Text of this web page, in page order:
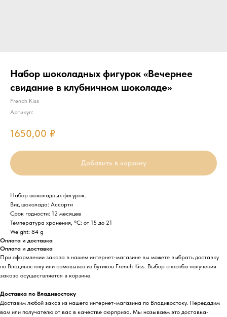
Набор шоколадных фигурок «Вечернее
свидание в клубничном шоколаде»
French Kiss
Артикул:
1650,00 ₽
Добавить в корзину
Набор шоколадных фигурок.
Вид шоколада: Ассорти
Срок годности: 12 месяцев
Температура хранения, °C: от 15 до 21
Weight: 84 g
Оплата и доставка
Оплата и доставка
При оформлении заказа в нашем интернет-магазине вы можете выбрать доставку
по Владивостоку или самовывоз из бутиков French Kiss. Выбор способа получения
заказа осуществляется в корзине.
Доставка по Владивостоку
Доставим любой заказ из нашего интернет-магазина по Владивостоку. Передадим
вам или получателю от вас в качестве сюрприза. Мы называем это доставка-